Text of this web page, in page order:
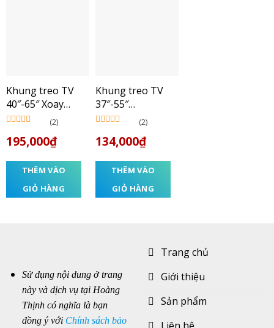
Khung treo TV
40″-65″ Xoay
Hoàng Tâm
hạng 5.005
sao
(2)
195,000₫
THÊM VÀO
GIỎ HÀNG
Khung treo TV
37″-55″
Nghiêng VT
hạng 5.005
sao
(2)
134,000₫
THÊM VÀO
GIỎ HÀNG
Sử dụng nội dung ở trang
này và dịch vụ tại Hoàng
Thịnh có nghĩa là bạn
đồng ý với Chính sách bảo
Trang chủ
Giới thiệu
Sản phẩm